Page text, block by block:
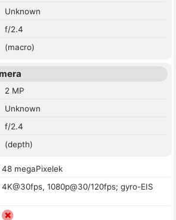
Unknown
f/2.4
(macro)
2 MP
Unknown
f/2.4
(depth)
48 megaPixelek
4K@30fps, 1080p@30/120fps; gyro-EIS